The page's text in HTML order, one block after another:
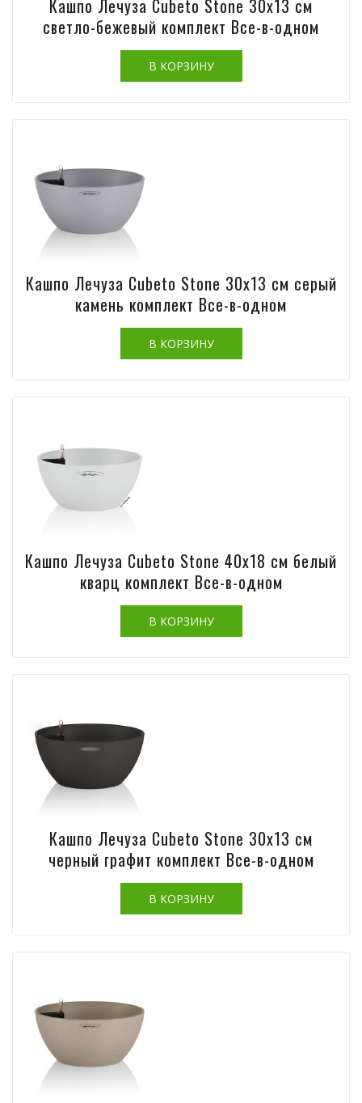
Кашпо Лечуза Cubeto Stone 30х13 см
светло-бежевый комплект Все-в-одном
Кашпо Лечуза Cubeto Stone 30х13 см серый
камень комплект Все-в-одном
Кашпо Лечуза Cubeto Stone 40х18 см белый
кварц комплект Все-в-одном
Кашпо Лечуза Cubeto Stone 30х13 см
черный графит комплект Все-в-одном